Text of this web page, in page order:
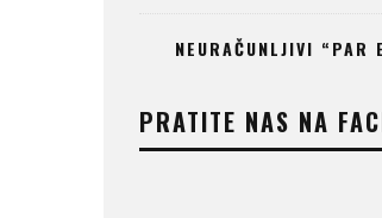
NEURAČUNLJIVI “PAR
PRATITE NAS NA